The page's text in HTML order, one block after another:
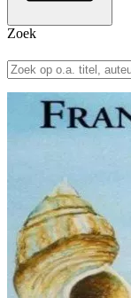
Zoek